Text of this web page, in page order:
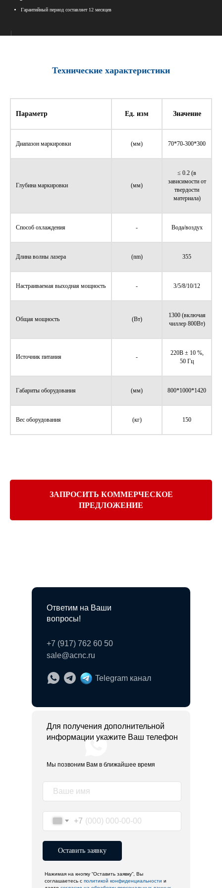
Гарантийный период составляет 12 месяцев
Технические характеристики
Параметр Ед. изм Значение
Диапазон маркировки (мм) 70*70-300*300
Глубина маркировки (мм)
≤ 0.2 (в
зависимости от
твердости
материала)
Способ охлаждения - Вода/воздух
Длина волны лазера (nm) 355
Настраиваемая выходная мощность - 3/5/8/10/12
Общая мощность (Вт)
1300 (включая
чиллер 800Вт)
Источник питания -
220В ± 10 %,
50 Гц
Габариты оборудования (мм) 800*1000*1420
Вес оборудования (кг) 150
ЗАПРОСИТЬ КОММЕРЧЕСКОЕ
ПРЕДЛОЖЕНИЕ
Ответим на Ваши
вопросы!
+7 (917) 762 60 50
sale@acnc.ru
Для получения дополнительной
информации укажите Ваш телефон
Мы позвоним Вам в ближайшее время
Нажимая на кнопку “Оставить заявку”, Вы
соглашаетесь с политикой конфиденциальности и
+7
Оставить заявку
Telegram канал